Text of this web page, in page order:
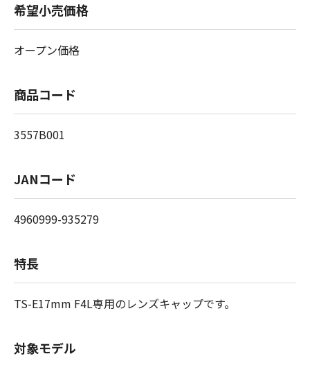
希望小売価格
オープン価格
商品コード
3557B001
JANコード
4960999-935279
特長
TS-E17mm F4L専用のレンズキャップです。
対象モデル